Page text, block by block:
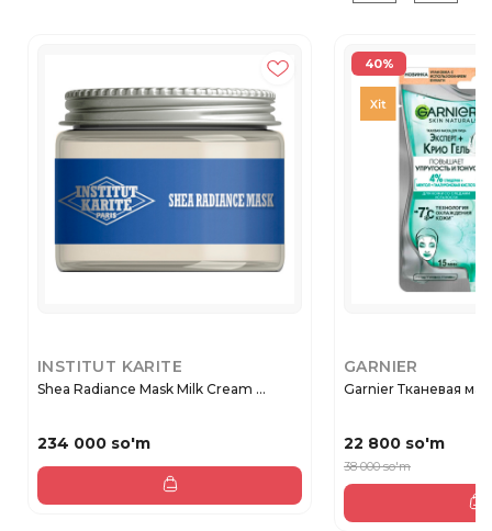
INSTITUT KARITE
Shea Radiance Mask Milk Cream ...
234 000 so'm
40%
GARNIER
Garnier Тканевая
22 800 so'm
38 000 so'm